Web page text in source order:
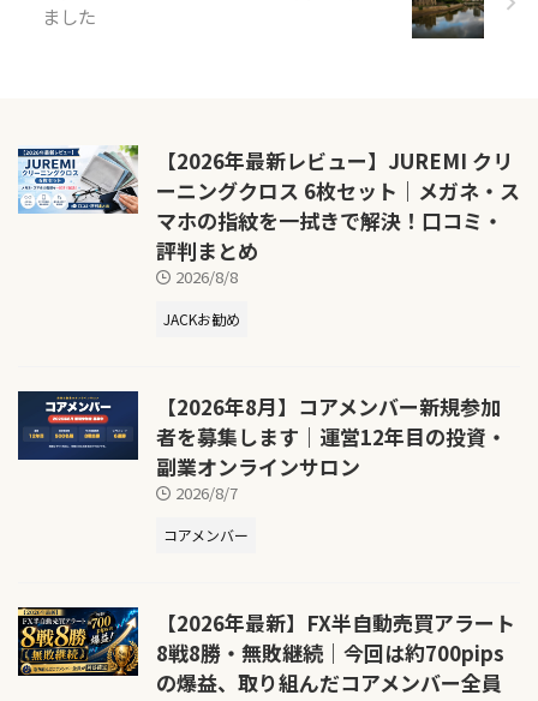
ました
【2026年最新レビュー】JUREMI クリ
ーニングクロス 6枚セット｜メガネ・ス
マホの指紋を一拭きで解決！口コミ・
評判まとめ
2026/8/8
JACKお勧め
【2026年8月】コアメンバー新規参加
者を募集します｜運営12年目の投資・
副業オンラインサロン
2026/8/7
コアメンバー
【2026年最新】FX半自動売買アラート
8戦8勝・無敗継続｜今回は約700pips
の爆益、取り組んだコアメンバー全員